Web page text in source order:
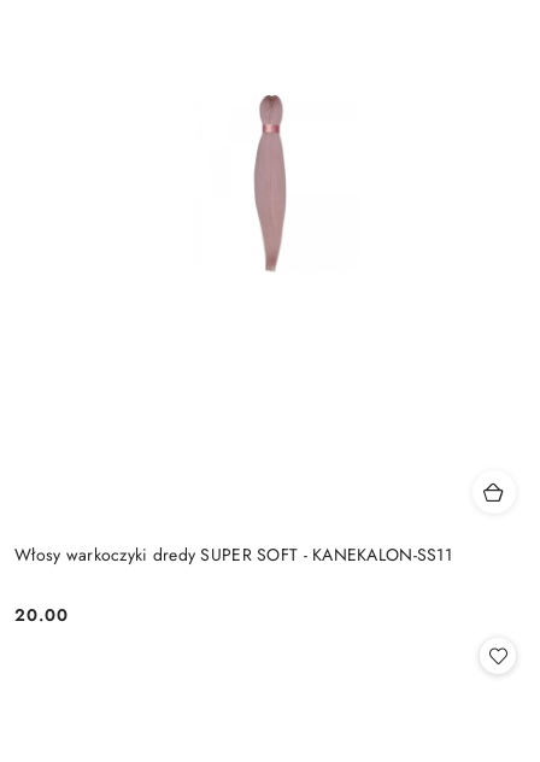
Włosy warkoczyki dredy SUPER SOFT - KANEKALON-SS11
Cena:
20.00